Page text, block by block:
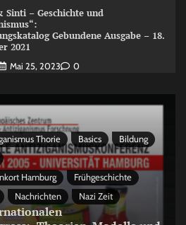
Sinti – Geschichte und
Gebundene Ausgabe – 18.
2021
Mai 25, 2023 0
Thorie Basics
Bildung
Hamburg
Frühgeschichte
Nachrichten Nazi Zeit